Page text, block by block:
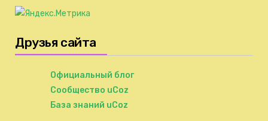
Друзья сайта
Официальный блог
Сообщество uCoz
База знаний uCoz